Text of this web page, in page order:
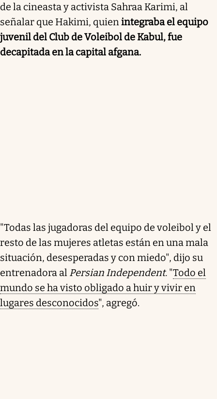
de la cineasta y activista Sahraa Karimi, al
señalar que Hakimi, quien integraba el equipo
juvenil del Club de Voleibol de Kabul, fue
decapitada en la capital afgana.
"Todas las jugadoras del equipo de voleibol y el
resto de las mujeres atletas están en una mala
situación, desesperadas y con miedo", dijo su
entrenadora al Persian Independent. "Todo el
mundo se ha visto obligado a huir y vivir en
lugares desconocidos", agregó.